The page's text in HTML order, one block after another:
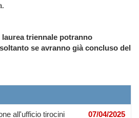
.
triennale potranno
se avranno già concluso del
all'ufficio tirocini 07/04/2025